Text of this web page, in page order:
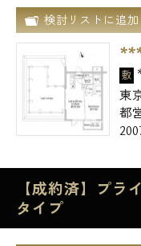
検討リストに追加
敷
東
都
【成約済】プラ
タイプ